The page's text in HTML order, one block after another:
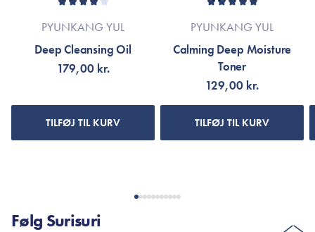
PYUNKANG YUL
Deep Cleansing Oil
179,00 kr.
TILFØJ TIL KURV
PYUNKANG YUL
Calming Deep Moisture
Toner
129,00 kr.
TILFØJ TIL KURV
Følg Surisuri